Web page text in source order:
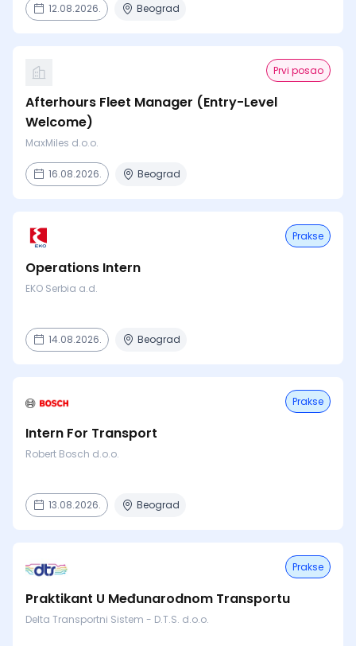
12.08.2026. Beograd
Prvi posao
Afterhours Fleet Manager (Entry-Level
Welcome)
MaxMiles d.o.o.
16.08.2026. Beograd
Prakse
Operations Intern
EKO Serbia a.d.
14.08.2026. Beograd
Prakse
Intern For Transport
Robert Bosch d.o.o.
13.08.2026. Beograd
Prakse
Praktikant U Međunarodnom Transportu
Delta Transportni Sistem - D.T.S. d.o.o.